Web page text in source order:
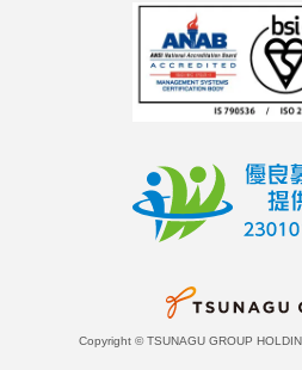
Copyright © TSUNAGU GROUP